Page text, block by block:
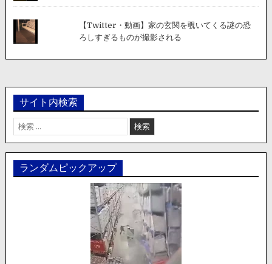
【Twitter・動画】家の玄関を覗いてくる謎の恐
ろしすぎるものが撮影される
サイト内検索
検
索:
ランダムピックアップ